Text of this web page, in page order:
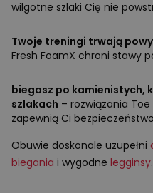
wilgotne szlaki Cię nie
Twoje treningi trwają
Fresh FoamX chroni stawy
biegasz po kamienistych,
szlakach – rozwiązania
zapewnią Ci
Obuwie doskonale uzupełni
biegania i wygodne legginsy.